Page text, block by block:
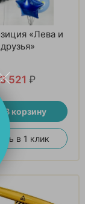
«Лева и
друзья»
3 521 ₽
В корзину
в 1 клик